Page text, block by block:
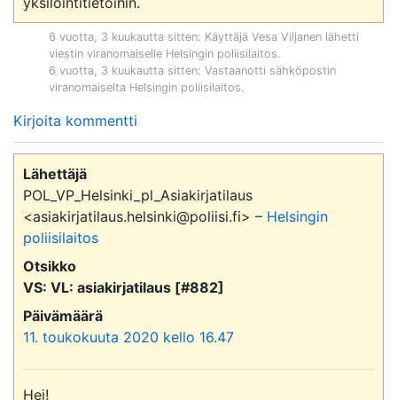
6 vuotta, 3 kuukautta sitten: Käyttäjä Vesa Viljanen lähetti
viestin viranomaiselle Helsingin poliisilaitos.
6 vuotta, 3 kuukautta sitten: Vastaanotti sähköpostin
viranomaiselta Helsingin poliisilaitos.
Kirjoita kommentti
Lähettäjä
POL_VP_Helsinki_pl_Asiakirjatilaus
<asiakirjatilaus.helsinki@poliisi.fi> – Helsingin
poliisilaitos
Otsikko
VS: VL: asiakirjatilaus [#882]
Päivämäärä
11. toukokuuta 2020 kello 16.47
Hei!